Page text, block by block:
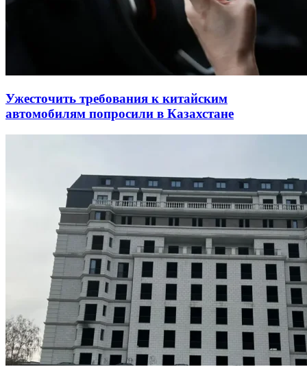
Ужесточить требования к китайским
автомобилям попросили в Казахстане